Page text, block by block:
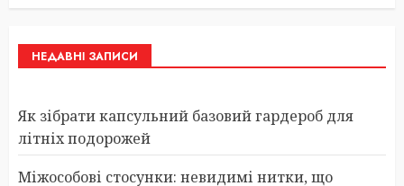
НЕДАВНІ ЗАПИСИ
Як зібрати капсульний базовий гардероб для
літніх подорожей
Міжособові стосунки: невидимі нитки, що